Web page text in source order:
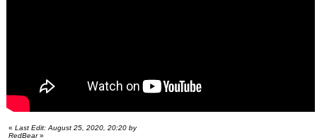
« Last Edit: August 25, 2020, 20:20 by
RedBear»